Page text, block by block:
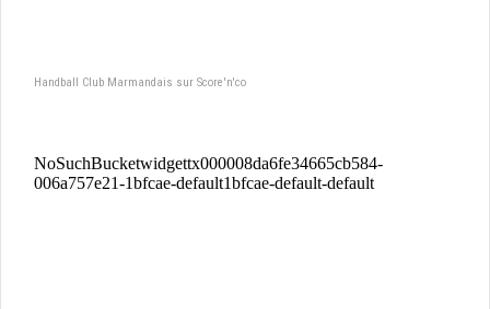
Handball Club Marmandais sur Score'n'co